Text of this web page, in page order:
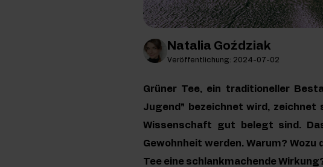
Natalia Goździak
Veröffentlichung: 2024-07-02
Grüner Tee, ein traditioneller
Jugend" bezeichnet wird, zeichnet
Wissenschaft gut belegt sind.
Gewohnheit werden. Warum?
Tee eine schlankmachende